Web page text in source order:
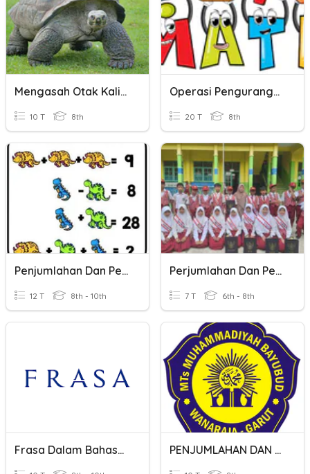
Mengasah Otak Kalian Dalam Dalam
10 T 8th
Operasi Pengurangan Dan Perkalian
20 T 8th
Penjumlahan Dan Pengurangan
12 T 8th - 10th
Perjumlahan Dan Pengurangan Pecahan Kls 5 Sd
7 T 6th - 8th
Frasa Dalam Bahasa Melayu PENJUMLAHAN DAN PENGURANGAN ALJABAR